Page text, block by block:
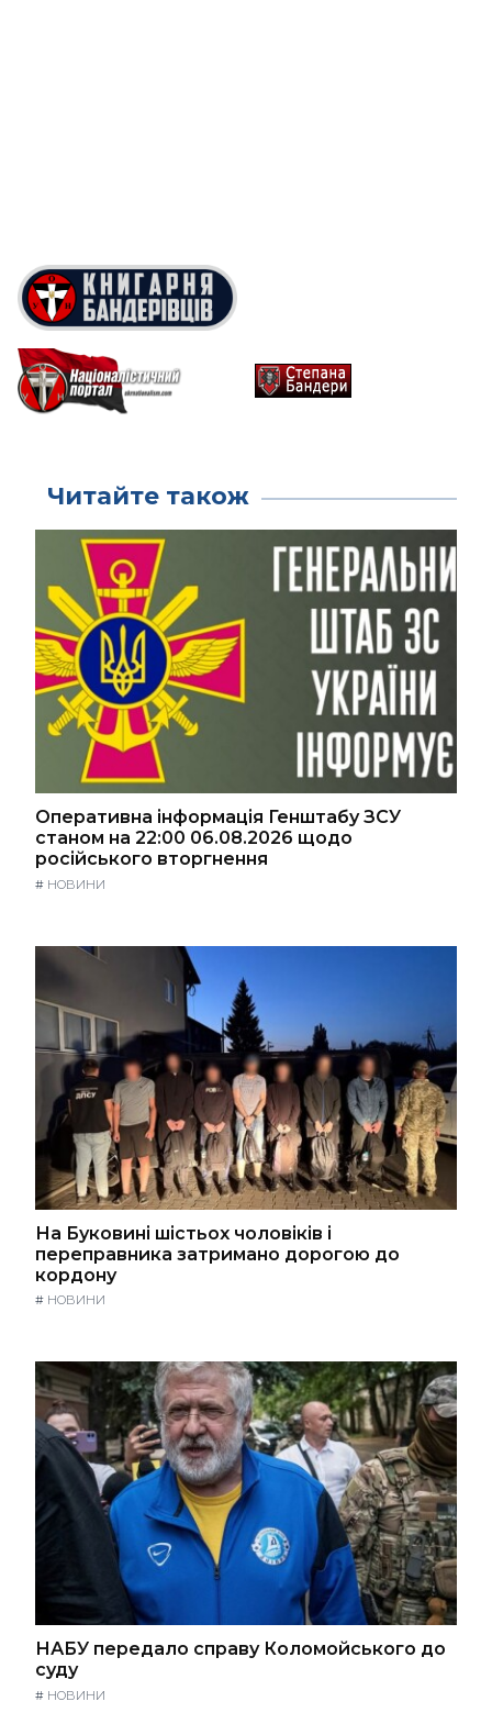
Читайте також
Оперативна інформація Генштабу ЗСУ
станом на 22:00 06.08.2026 щодо
російського вторгнення
# НОВИНИ
На Буковині шістьох чоловіків і
переправника затримано дорогою до
кордону
# НОВИНИ
НАБУ передало справу Коломойського до
суду
# НОВИНИ